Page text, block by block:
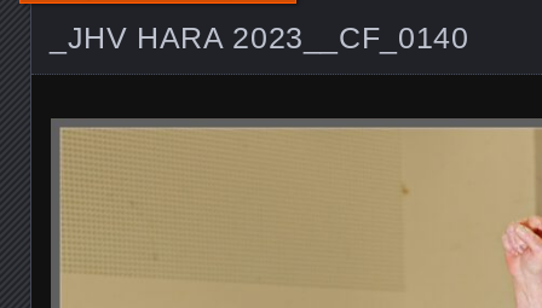
_JHV HARA 2023__CF_0140